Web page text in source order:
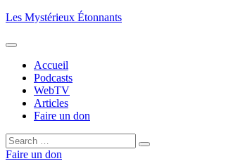
Aller
contenu
Les Mystérieux Étonnants
Accueil
Podcasts
WebTV
Articles
Faire un don
Rechercher :
Rechercher
Faire un don